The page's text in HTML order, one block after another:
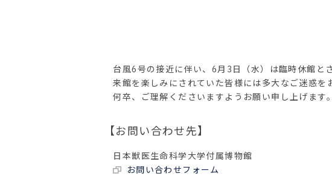
台風6号の接近に伴い、6月3日（水）は臨時休館と
来館を楽しみにされていた皆様には多大なご迷惑を
何卒、ご理解くださいますようお願い申し上げます。
【お問い合わせ先】
日本獣医生命科学大学付属博物館
お問い合わせフォーム